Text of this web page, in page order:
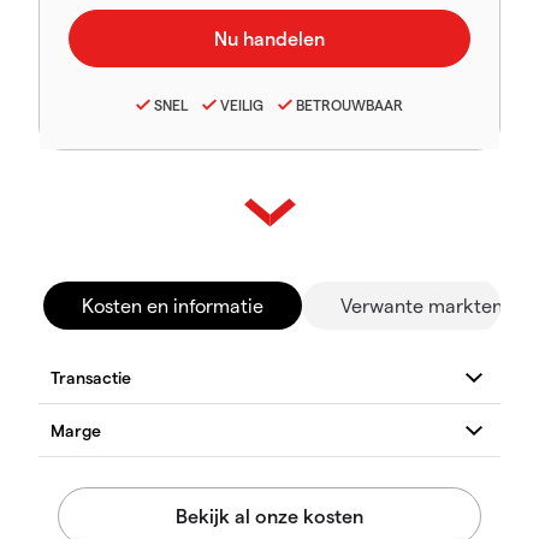
SNEL VEILIG BETROUWBAAR
Kosten en informatie Verwante markten